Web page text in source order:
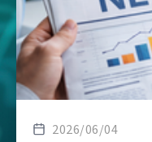
2026/06/04